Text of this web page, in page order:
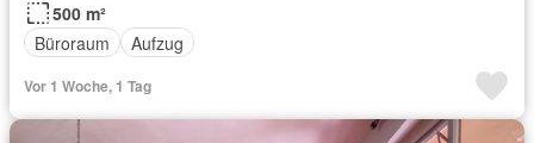
500 m²
Büroraum
Aufzug
Vor 1 Woche, 1 Tag